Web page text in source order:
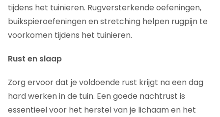
tijdens het tuinieren. Rugversterkende oefeningen,
buikspieroefeningen en stretching helpen rugpijn te
voorkomen tijdens het tuinieren.
Rust en slaap
Zorg ervoor dat je voldoende rust krijgt na een dag
hard werken in de tuin. Een goede nachtrust is
essentieel voor het herstel van je lichaam en het